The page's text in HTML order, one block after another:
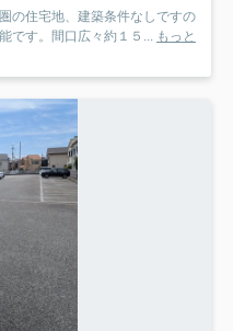
の住宅地、建築条件なしですの
です。間口広々約１５...
もっと